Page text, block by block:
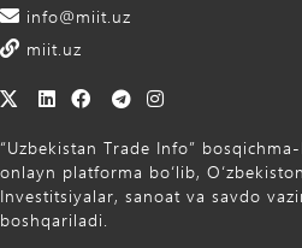
info@miit.uz
miit.uz
“Uzbekistan Trade Info”
onlayn platforma bo‘lib,
Investitsiyalar, sanoat va savdo
boshqariladi.